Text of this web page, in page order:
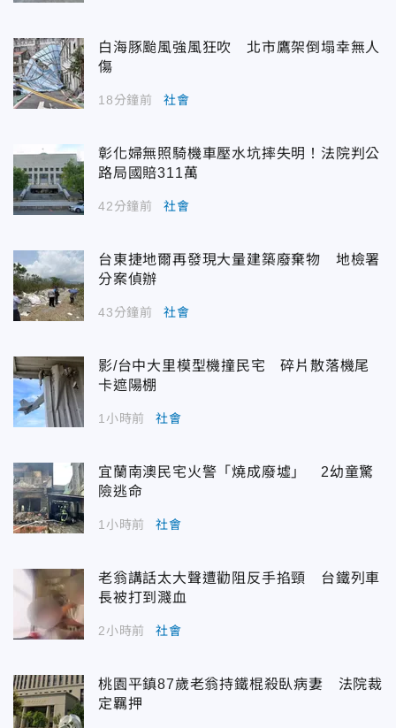
白海豚颱風強風狂吹 北市鷹架倒塌幸無人
傷
18分鐘前 社會
彰化婦無照騎機車壓水坑摔失明！法院判公
路局國賠311萬
42分鐘前 社會
台東捷地爾再發現大量建築廢棄物 地檢署
分案偵辦
43分鐘前 社會
影/台中大里模型機撞民宅 碎片散落機尾
卡遮陽棚
1小時前 社會
宜蘭南澳民宅火警「燒成廢墟」 2幼童驚
險逃命
1小時前 社會
老翁講話太大聲遭勸阻反手掐頸 台鐵列車
長被打到濺血
2小時前 社會
桃園平鎮87歲老翁持鐵棍殺臥病妻 法院裁
定羈押